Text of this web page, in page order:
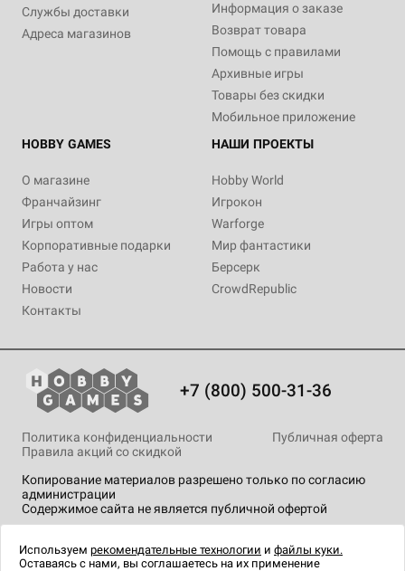
Службы доставки
Адреса магазинов
Информация о заказе
Возврат товара
Помощь с правилами
Архивные игры
Товары без скидки
Мобильное приложение
HOBBY GAMES
О магазине
Франчайзинг
Игры оптом
Корпоративные подарки
Работа у нас
Новости
Контакты
НАШИ ПРОЕКТЫ
Hobby World
Игрокон
Warforge
Мир фантастики
Берсерк
CrowdRepublic
+7 (800) 500-31-36
Копирование материалов разрешено только по согласию
администрации
Содержимое сайта не является публичной офертой
Политика конфиденциальности
Публичная оферта
Правила акций со скидкой
технологии.
Используем рекомендательные технологии и файлы куки.
Оставаясь с нами, вы соглашаетесь на их применение